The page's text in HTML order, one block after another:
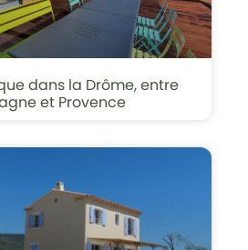
dans la Drôme, entre
et Provence